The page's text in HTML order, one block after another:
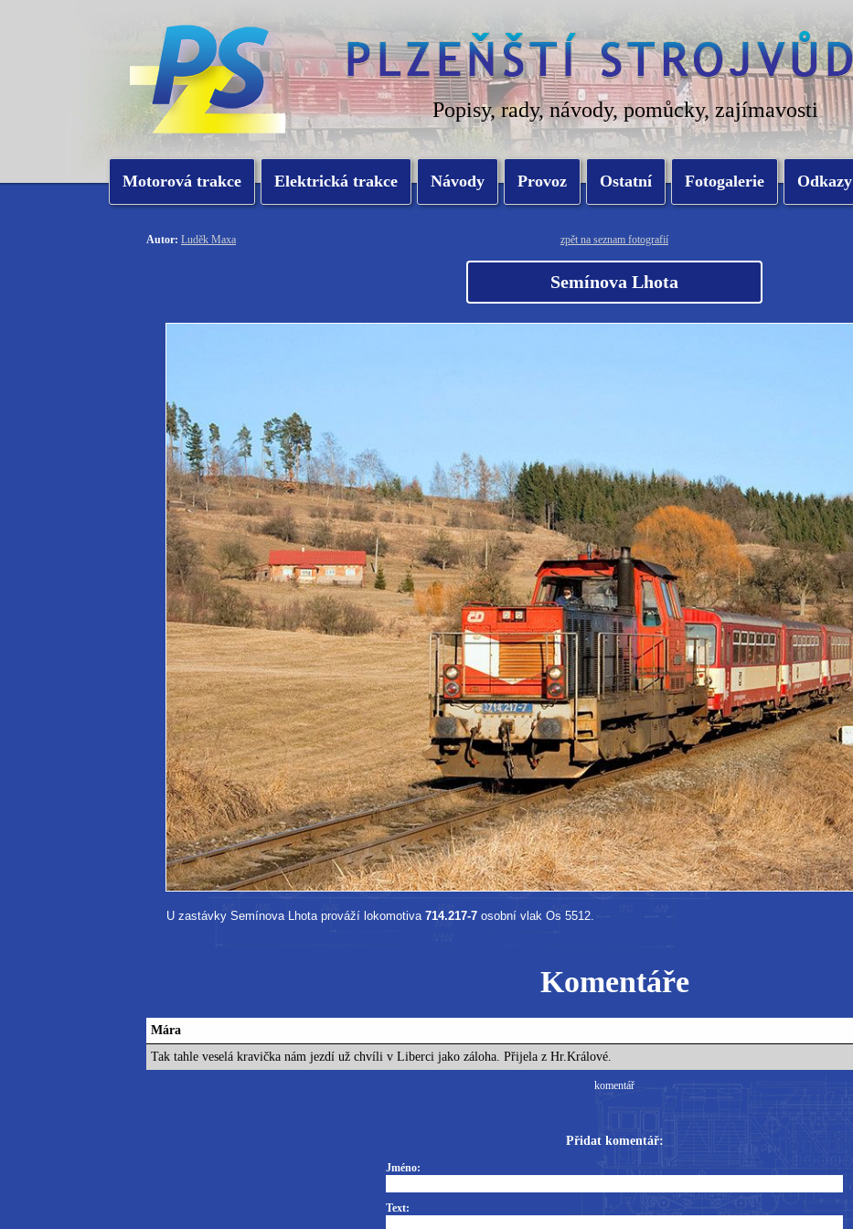
Popisy, rady, návody, pomůcky, zajímavosti
Motorová trakce Elektrická trakce Návody Provoz Ostatní Fotogalerie Odkazy
zpět na seznam fotografií
Autor: Luděk Maxa
Semínova Lhota
U zastávky Semínova Lhota prováží lokomotiva 714.217-7 osobní vlak Os 5512.
Komentáře
Mára
Tak tahle veselá kravička nám jezdí už chvíli v Liberci jako záloha. Přijela z Hr.Králové.
komentář
Přidat komentář:
Jméno:
Text: